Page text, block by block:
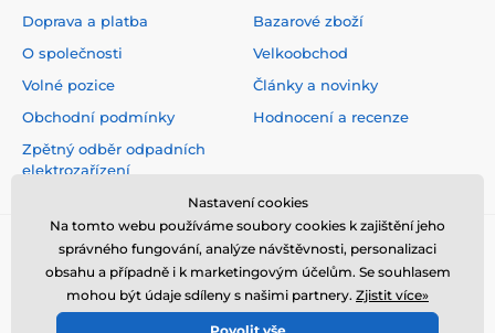
Doprava a platba
O společnosti
Volné pozice
Obchodní podmínky
Zpětný odběr odpadních
elektrozařízení
Bazarové zboží
Velkoobchod
Články a novinky
Hodnocení a recenze
Nastavení cookies
Na tomto webu používáme soubory cookies k zajištění jeho
správného fungování, analýze návštěvnosti, personalizaci
obsahu a případně i k marketingovým účelům. Se souhlasem
mohou být údaje sdíleny s našimi partnery. Zjistit více»